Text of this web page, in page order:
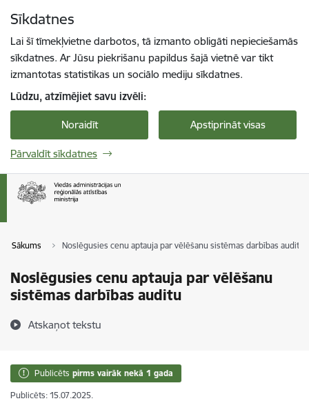
Sīkdatnes
Lai šī tīmekļvietne darbotos, tā izmanto obligāti nepieciešamās
sīkdatnes. Ar Jūsu piekrišanu papildus šajā vietnē var tikt
izmantotas statistikas un sociālo mediju sīkdatnes.
Lūdzu, atzīmējiet savu izvēli:
Noraidīt Apstiprināt visas
Pārvaldīt sīkdatnes
Sākums Noslēgusies cenu aptauja par vēlēšanu sistēmas darbības auditu
Noslēgusies cenu aptauja par vēlēšanu
sistēmas darbības auditu
Atskaņot tekstu
Publicēts pirms vairāk nekā 1 gada
Publicēts: 15.07.2025.